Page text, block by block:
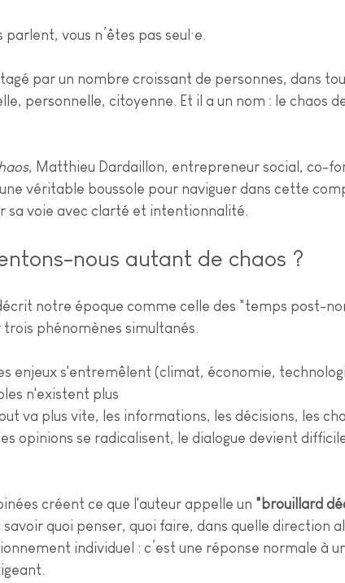
parlent, vous n’êtes pas seul·e.
par un nombre croissant de personnes, dans
personnelle, citoyenne. Et il a un nom : le chaos
, Matthieu Dardaillon, entrepreneur social, co-
véritable boussole pour naviguer dans cette
sa voie avec clarté et intentionnalité.
nous autant de chaos ?
notre époque comme celle des "temps post-
phénomènes simultanés.
enjeux s'entremêlent (climat, économie,
n'existent plus
va plus vite, les informations, les décisions, les
opinions se radicalisent, le dialogue devient
créent ce que l'auteur appelle un "brouillard
quoi penser, quoi faire, dans quelle direction
individuel : c’est une réponse normale à